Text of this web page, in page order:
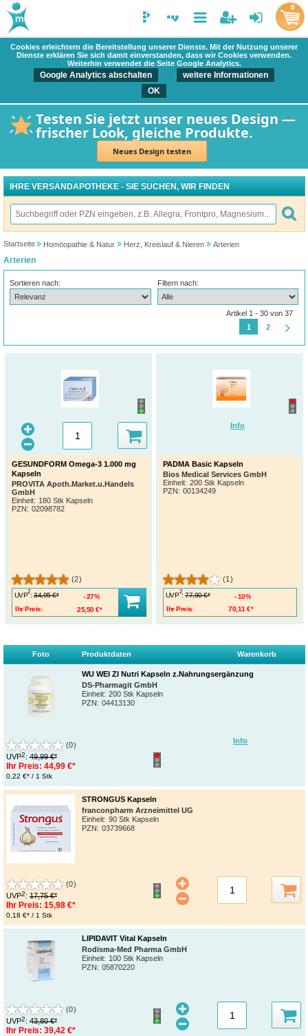
Cookies erleichtern die Bereitstellung unserer Dienste. Mit der Nutzung unserer
Dienste erklären Sie sich damit einverstanden, dass wir Cookies verwenden.
Weiterhin verwendet die Seite Google Analytics.
Google Analytics abschalten
weitere Informationen
OK
Testen Sie jetzt unser neues Design —
frischer Look, gleiche Produkte.
Neues Design testen
0
IHRE VERSANDAPOTHEKE - SIE SUCHEN, WIR FINDEN
Startseite Homöopathie & Natur Herz, Kreislauf & Nieren Arterien
Arterien
Sortieren nach: Filtern nach:
Artikel 1 - 30 von 37
1
2
GESUNDFORM Omega-3 1.000 mg
Kapseln
PROVITA Apoth.Market.u.Handels
GmbH
Einheit: 180 Stk Kapseln
PZN : 02098782
(2)
UVP
2
: 34,95 €*
Ihr Preis:
25,50 €*
27%
Info
PADMA Basic Kapseln
Bios Medical Services GmbH
Einheit: 200 Stk Kapseln
PZN : 00134249
(1)
UVP
2
: 77,90 €*
Ihr Preis:
70,11 €*
10%
Foto Produktdaten Warenkorb
Info
WU WEI ZI Nutri Kapseln z.Nahrungsergänzung
DS-Pharmagit GmbH
Einheit: 200 Stk Kapseln
PZN: 04413130
(0)
UVP2: 49,99 €*
Ihr Preis: 44,99 €*
0,22 €* / 1 Stk
STRONGUS Kapseln
franconpharm Arzneimittel UG
Einheit: 90 Stk Kapseln
PZN: 03739668
(0)
UVP2: 17,75 €*
Ihr Preis: 15,98 €*
0,18 €* / 1 Stk
LIPIDAVIT Vital Kapseln
Rodisma-Med Pharma GmbH
Einheit: 100 Stk Kapseln
PZN: 05870220
(0)
UVP2: 43,80 €*
Ihr Preis: 39,42 €*